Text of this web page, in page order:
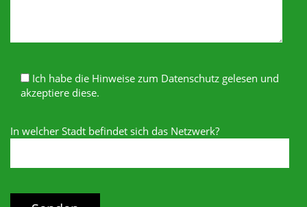
Ich habe die Hinweise zum Datenschutz gelesen und
akzeptiere diese.
In welcher Stadt befindet sich das Netzwerk?